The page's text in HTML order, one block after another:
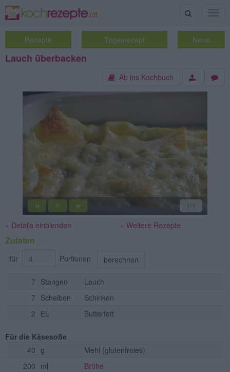
Suche
Rezepte Tagesrezept Neue
Lauch überbacken
Ab ins Kochbuch
« || » 1/1
» Details einblenden » Weitere Rezepte
Zutaten
für Portionen berechnen
7 Stangen
Lauch
7 Scheiben
Schinken
2 EL Butterfett
Für die Käsesoße
40 g Mehl (glutenfreies)
200 ml
Brühe